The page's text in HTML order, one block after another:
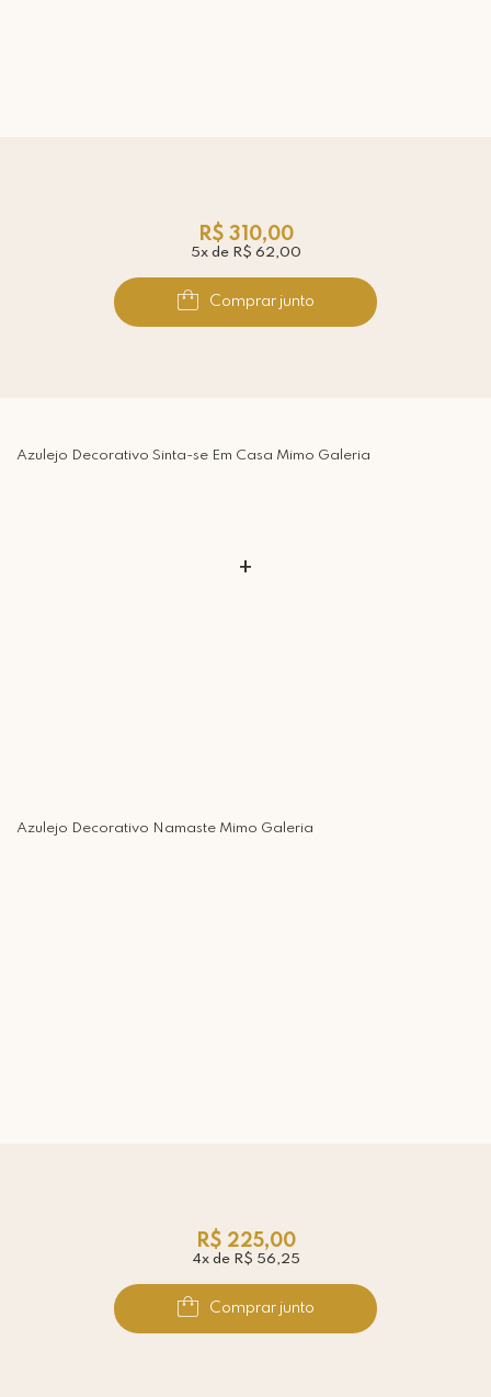
R$ 310,00
5x de R$ 62,00
Comprar junto
Azulejo Decorativo Sinta-se Em Casa Mimo Galeria
+
Azulejo Decorativo Namaste Mimo Galeria
R$ 225,00
4x de R$ 56,25
Comprar junto